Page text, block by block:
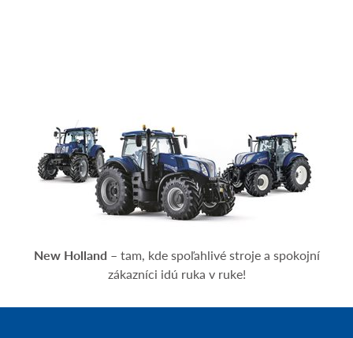
New Holland – tam, kde spoľahlivé stroje a spokojní
zákazníci idú ruka v ruke!